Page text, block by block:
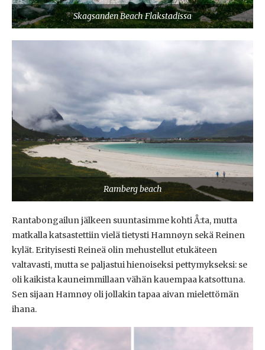
Skagsanden Beach Flakstadissa
Ramberg beach
Rantabongailun jälkeen suuntasimme kohti Å:ta, mutta
matkalla katsastettiin vielä tietysti Hamnøyn sekä Reinen
kylät. Erityisesti Reineä olin mehustellut etukäteen
valtavasti, mutta se paljastui hienoiseksi pettymykseksi: se
oli kaikista kauneimmillaan vähän kauempaa katsottuna.
Sen sijaan Hamnøy oli jollakin tapaa aivan mielettömän
ihana.